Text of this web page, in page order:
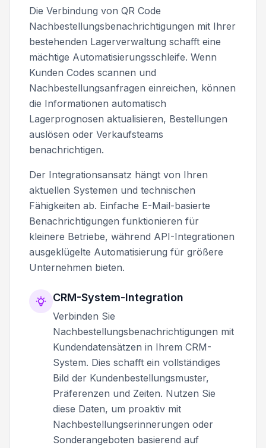
Die Verbindung von QR Code
Nachbestellungsbenachrichtigungen mit Ihrer
bestehenden Lagerverwaltung schafft eine
mächtige Automatisierungsschleife. Wenn
Kunden Codes scannen und
Nachbestellungsanfragen einreichen, können
die Informationen automatisch
Lagerprognosen aktualisieren, Bestellungen
auslösen oder Verkaufsteams
benachrichtigen.
Der Integrationsansatz hängt von Ihren
aktuellen Systemen und technischen
Fähigkeiten ab. Einfache E-Mail-basierte
Benachrichtigungen funktionieren für
kleinere Betriebe, während API-Integrationen
ausgeklügelte Automatisierung für größere
Unternehmen bieten.
CRM-System-Integration
Verbinden Sie
Nachbestellungsbenachrichtigungen mit
Kundendatensätzen in Ihrem CRM-
System. Dies schafft ein vollständiges
Bild der Kundenbestellungsmuster,
Präferenzen und Zeiten. Nutzen Sie
diese Daten, um proaktiv mit
Nachbestellungserinnerungen oder
Sonderangeboten basierend auf